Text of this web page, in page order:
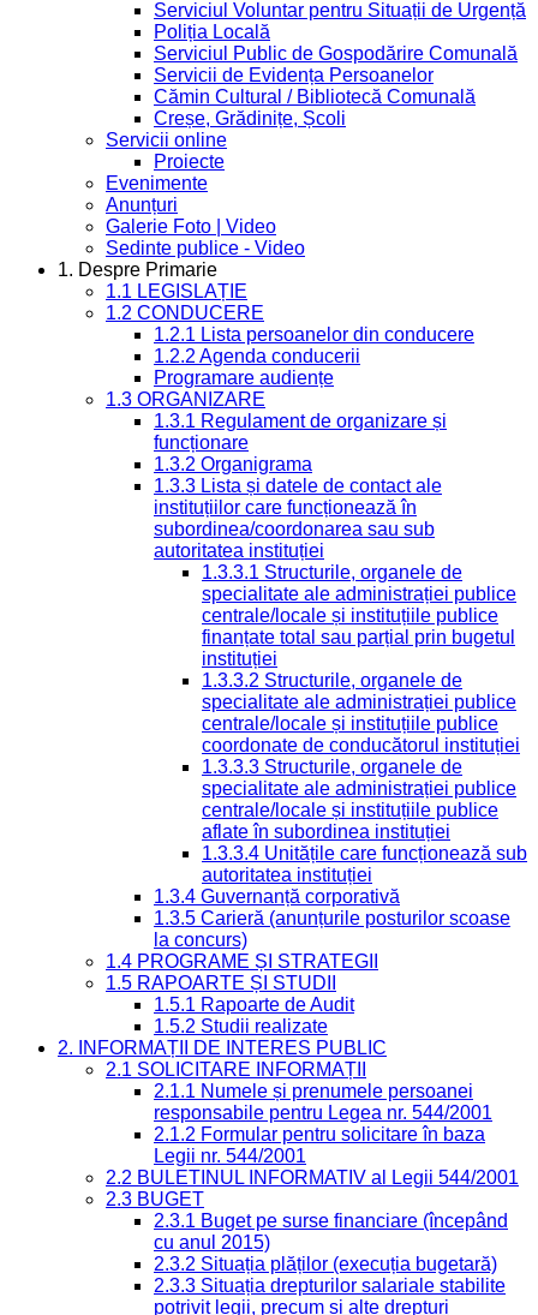
Serviciul Voluntar pentru Situații de Urgență
Poliția Locală
Serviciul Public de Gospodărire Comunală
Servicii de Evidența Persoanelor
Cămin Cultural / Bibliotecă Comunală
Creșe, Grădinițe, Școli
Servicii online
Proiecte
Evenimente
Anunțuri
Galerie Foto | Video
Sedinte publice - Video
1. Despre Primarie
1.1 LEGISLAȚIE
1.2 CONDUCERE
1.2.1 Lista persoanelor din conducere
1.2.2 Agenda conducerii
Programare audiențe
1.3 ORGANIZARE
1.3.1 Regulament de organizare și
funcționare
1.3.2 Organigrama
1.3.3 Lista și datele de contact ale
instituțiilor care funcționează în
subordinea/coordonarea sau sub
autoritatea instituției
1.3.3.1 Structurile, organele de
specialitate ale administrației publice
centrale/locale și instituțiile publice
finanțate total sau parțial prin bugetul
instituției
1.3.3.2 Structurile, organele de
specialitate ale administrației publice
centrale/locale și instituțiile publice
coordonate de conducătorul instituției
1.3.3.3 Structurile, organele de
specialitate ale administrației publice
centrale/locale și instituțiile publice
aflate în subordinea instituției
1.3.3.4 Unitățile care funcționează sub
autoritatea instituției
1.3.4 Guvernanță corporativă
1.3.5 Carieră (anunțurile posturilor scoase
la concurs)
1.4 PROGRAME ȘI STRATEGII
1.5 RAPOARTE ȘI STUDII
1.5.1 Rapoarte de Audit
1.5.2 Studii realizate
2. INFORMAȚII DE INTERES PUBLIC
2.1 SOLICITARE INFORMAȚII
2.1.1 Numele și prenumele persoanei
responsabile pentru Legea nr. 544/2001
2.1.2 Formular pentru solicitare în baza
Legii nr. 544/2001
2.2 BULETINUL INFORMATIV al Legii 544/2001
2.3 BUGET
2.3.1 Buget pe surse financiare (începând
cu anul 2015)
2.3.2 Situația plăților (execuția bugetară)
2.3.3 Situația drepturilor salariale stabilite
potrivit legii, precum și alte drepturi